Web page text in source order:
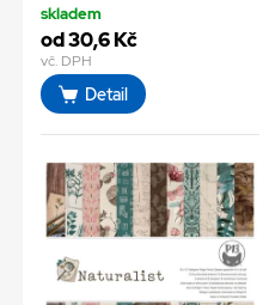
skladem
od 30,6 Kč
vč. DPH
Detail